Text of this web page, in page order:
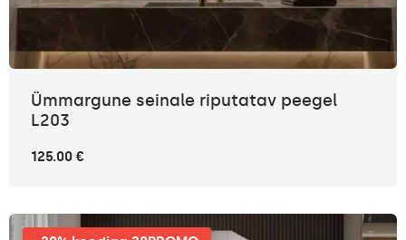
Ümmargune seinale riputatav peegel
L203
125.00 €